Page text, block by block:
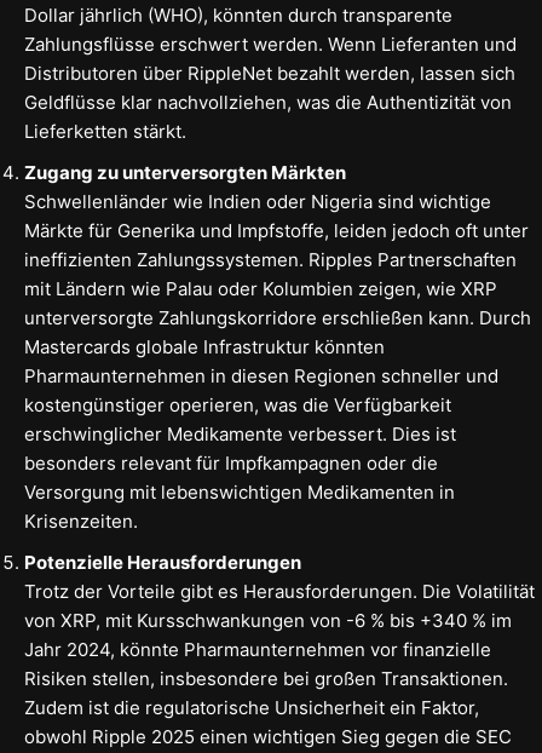
Dollar jährlich (WHO), könnten durch transparente
Zahlungsflüsse erschwert werden. Wenn Lieferanten und
Distributoren über RippleNet bezahlt werden, lassen sich
Geldflüsse klar nachvollziehen, was die Authentizität von
Lieferketten stärkt.
Zugang zu unterversorgten Märkten
Schwellenländer wie Indien oder Nigeria sind wichtige
Märkte für Generika und Impfstoffe, leiden jedoch oft unter
ineffizienten Zahlungssystemen. Ripples Partnerschaften
mit Ländern wie Palau oder Kolumbien zeigen, wie XRP
unterversorgte Zahlungskorridore erschließen kann. Durch
Mastercards globale Infrastruktur könnten
Pharmaunternehmen in diesen Regionen schneller und
kostengünstiger operieren, was die Verfügbarkeit
erschwinglicher Medikamente verbessert. Dies ist
besonders relevant für Impfkampagnen oder die
Versorgung mit lebenswichtigen Medikamenten in
Krisenzeiten.
Potenzielle Herausforderungen
Trotz der Vorteile gibt es Herausforderungen. Die Volatilität
von XRP, mit Kursschwankungen von -6 % bis +340 % im
Jahr 2024, könnte Pharmaunternehmen vor finanzielle
Risiken stellen, insbesondere bei großen Transaktionen.
Zudem ist die regulatorische Unsicherheit ein Faktor,
obwohl Ripple 2025 einen wichtigen Sieg gegen die SEC